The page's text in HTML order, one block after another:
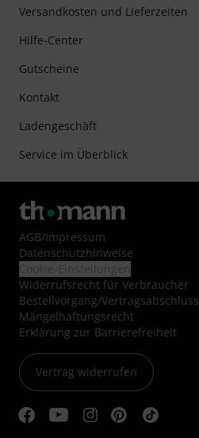
Versandkosten und Lieferzeiten
Hilfe-Center
Gutscheine
Kontakt
Ladengeschäft
Service im Überblick
AGB/Impressum
Datenschutzhinweise
Widerrufsrecht für Verbraucher
Bestellvorgang/Vertragsabschluss
Mängelhaftungsrecht
Erklärung zur Barrierefreiheit
Vertrag widerrufen